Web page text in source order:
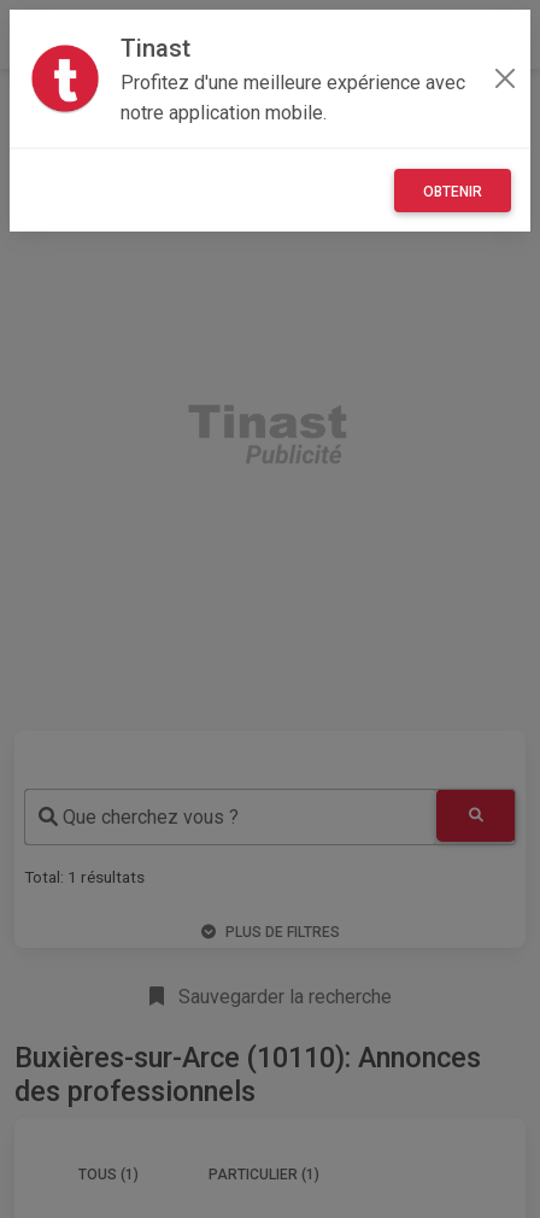
Tinast
Profitez d'une meilleure expérience avec
notre application mobile.
OBTENIR
Accueil Recherche Professionnel
Que cherchez vous ?
Total: 1 résultats
PLUS DE FILTRES
Sauvegarder la recherche
Buxières-sur-Arce (10110): Annonces
des professionnels
TOUS (1) PARTICULIER (1)